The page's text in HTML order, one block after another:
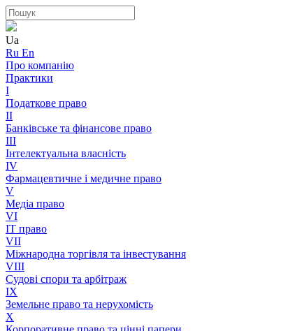
Ua
Ru En
Про компанію
Практики
I
Податкове право
II
Банківське та фінансове право
III
Інтелектуальна власність
IV
Фармацевтичне і медичне право
V
Медіа право
VI
IT право
VII
Міжнародна торгівля та інвестування
VIII
Судові спори та арбітраж
IX
Земельне право та нерухомість
X